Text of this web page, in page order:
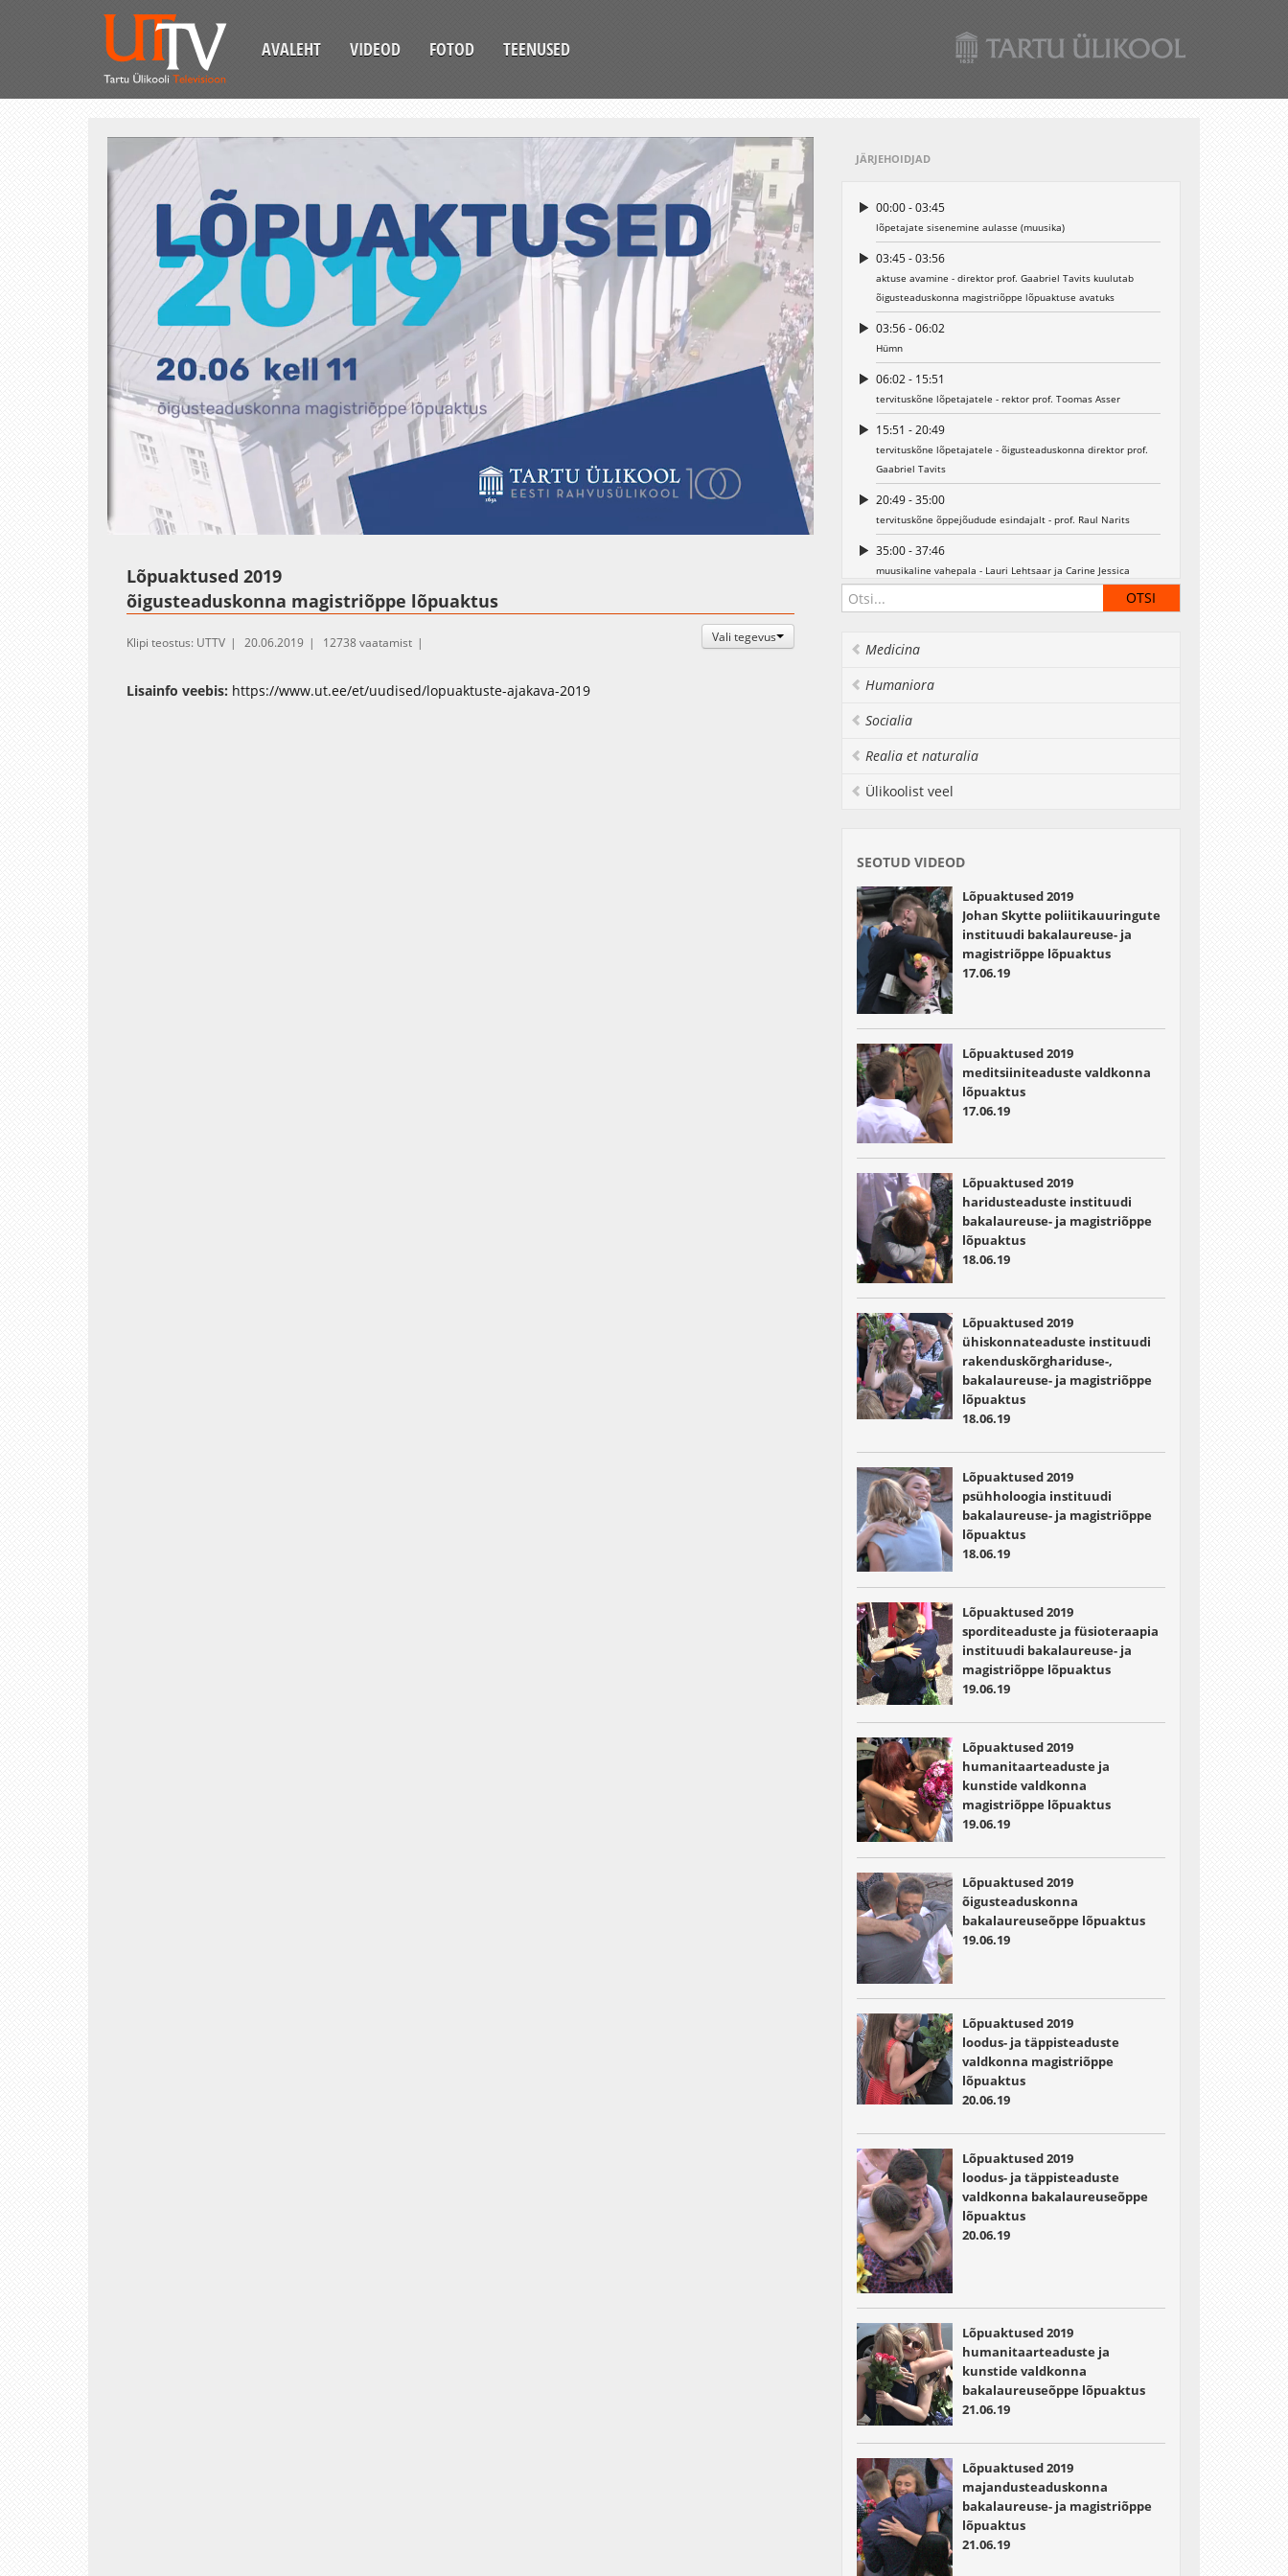
AVALEHT VIDEOD FOTOD TEENUSED
Unmute Loaded
:
0.32%
Lõpuaktused 2019
õigusteaduskonna magistriõppe lõpuaktus
Vali tegevus
Klipi teostus: UTTV 20.06.2019 12738 vaatamist
Lisainfo veebis: https://www.ut.ee/et/uudised/lopuaktuste-ajakava-2019
JÄRJEHOIDJAD
00:00 - 03:45
lõpetajate sisenemine aulasse (muusika)
03:45 - 03:56
aktuse avamine - direktor prof. Gaabriel Tavits kuulutab
õigusteaduskonna magistriõppe lõpuaktuse avatuks
03:56 - 06:02
Hümn
06:02 - 15:51
tervituskõne lõpetajatele - rektor prof. Toomas Asser
15:51 - 20:49
tervituskõne lõpetajatele - õigusteaduskonna direktor prof.
Gaabriel Tavits
20:49 - 35:00
tervituskõne õppejõudude esindajalt - prof. Raul Narits
35:00 - 37:46
muusikaline vahepala - Lauri Lehtsaar ja Carine Jessica
direktor prof. Gaabriel Tavits
üliõpilaste tänamine (6) - direktor prof. Gaabriel Tavits
01:12:59 - 01:16:35
asekantsler
Kostla (2 lugu)
01:24:36 - 01:30:26
tervituskõne lõpetajate esindajalt - Heddi Lutterus
01:30:26 - 01:35:02
tervituskõne IT-õiguse õppekava lõpetajate esindajalt - Diana
Savytska
direktor prof. Gaabriel Tavits kuulutab õigusteaduskonna
magistriõppe lõpuaktuse lõppenuks
01:35:42 - 01:37:27
Gaudeamus
01:37:27 - 01:42:08
Lahkumine aulast, õnnitlused õues.
Medicina
Humaniora
Socialia
Realia et naturalia
Ülikoolist veel
SEOTUD VIDEOD
Lõpuaktused 2019
Johan Skytte poliitikauuringute
instituudi bakalaureuse- ja
magistriõppe lõpuaktus
17.06.19
Lõpuaktused 2019
meditsiiniteaduste valdkonna
lõpuaktus
17.06.19
Lõpuaktused 2019
haridusteaduste instituudi
bakalaureuse- ja magistriõppe
lõpuaktus
18.06.19
Lõpuaktused 2019
ühiskonnateaduste instituudi
rakenduskõrghariduse-,
bakalaureuse- ja magistriõppe
lõpuaktus
18.06.19
Lõpuaktused 2019
psühholoogia instituudi
bakalaureuse- ja magistriõppe
lõpuaktus
18.06.19
Lõpuaktused 2019
sporditeaduste ja füsioteraapia
instituudi bakalaureuse- ja
magistriõppe lõpuaktus
19.06.19
Lõpuaktused 2019
humanitaarteaduste ja
kunstide valdkonna
magistriõppe lõpuaktus
19.06.19
Lõpuaktused 2019
õigusteaduskonna
bakalaureuseõppe lõpuaktus
19.06.19
Lõpuaktused 2019
loodus- ja täppisteaduste
valdkonna magistriõppe
lõpuaktus
20.06.19
Lõpuaktused 2019
loodus- ja täppisteaduste
valdkonna bakalaureuseõppe
lõpuaktus
20.06.19
Lõpuaktused 2019
humanitaarteaduste ja
kunstide valdkonna
bakalaureuseõppe lõpuaktus
21.06.19
Lõpuaktused 2019
majandusteaduskonna
bakalaureuse- ja magistriõppe
lõpuaktus
21.06.19